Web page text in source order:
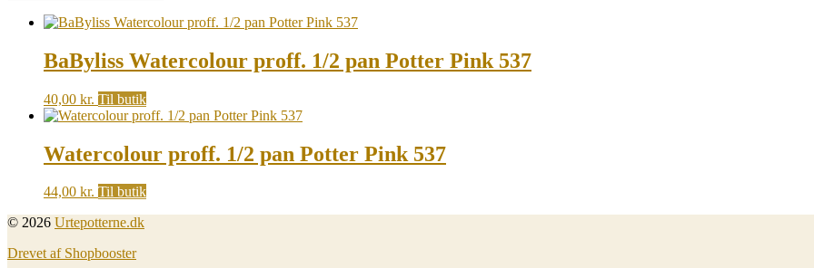
BaByliss Watercolour proff. 1/2 pan Potter Pink 537
40,00 kr. Til butik
Watercolour proff. 1/2 pan Potter Pink 537
44,00 kr. Til butik
© 2026 Urtepotterne.dk
Drevet af Shopbooster